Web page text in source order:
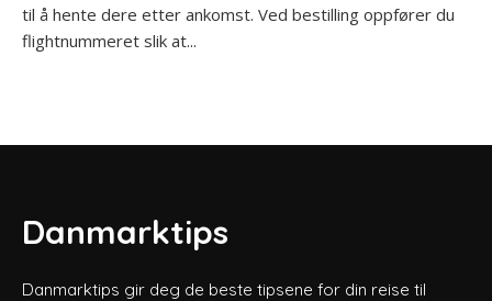
til å hente dere etter ankomst. Ved bestilling oppfører du
flightnummeret slik at...
Danmarktips
Danmarktips gir deg de beste tipsene for din reise til